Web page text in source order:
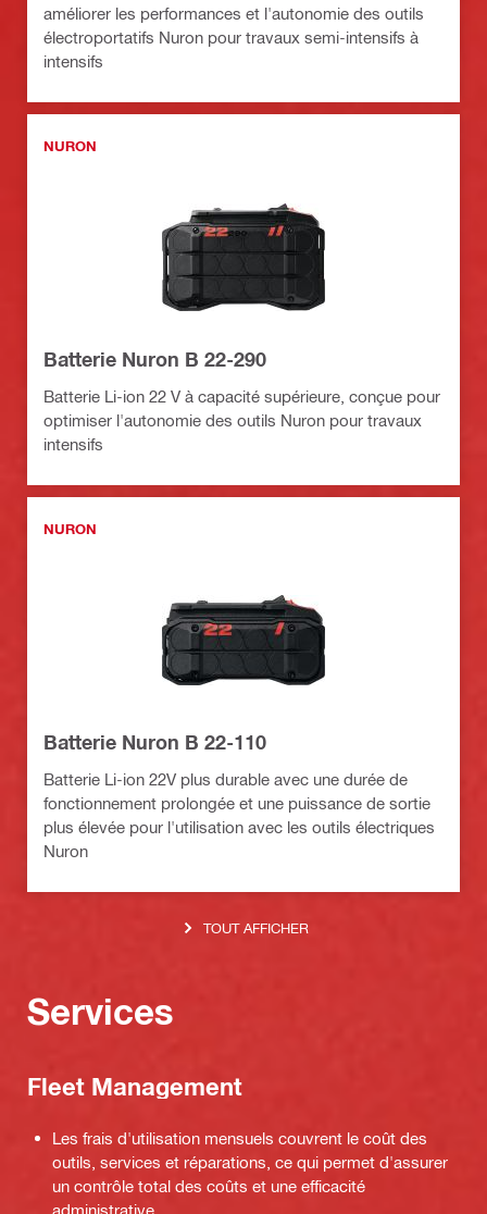
améliorer les performances et l'autonomie des outils
électroportatifs Nuron pour travaux semi-intensifs à
intensifs
NURON
Batterie Nuron B 22-290
Batterie Li-ion 22 V à capacité supérieure, conçue pour
optimiser l'autonomie des outils Nuron pour travaux
intensifs
NURON
Batterie Nuron B 22-110
Batterie Li-ion 22V plus durable avec une durée de
fonctionnement prolongée et une puissance de sortie
plus élevée pour l'utilisation avec les outils électriques
Nuron
TOUT AFFICHER
Services
Fleet Management
Les frais d'utilisation mensuels couvrent le coût des
outils, services et réparations, ce qui permet d'assurer
un contrôle total des coûts et une efficacité
administrative.